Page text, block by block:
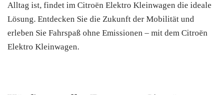
Alltag ist, findet im Citroën Elektro Kleinwagen die ideale
Lösung. Entdecken Sie die Zukunft der Mobilität und
erleben Sie Fahrspaß ohne Emissionen – mit dem Citroën
Elektro Kleinwagen.